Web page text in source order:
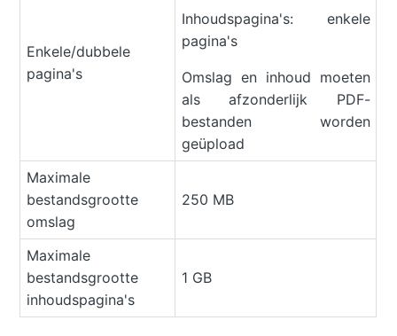
Enkele/dubbele
pagina's
Inhoudspagina's: enkele
pagina's
Omslag en inhoud moeten
als afzonderlijk PDF-
bestanden worden
geüpload
Maximale
bestandsgrootte
omslag
250 MB
Maximale
bestandsgrootte
inhoudspagina's
1 GB